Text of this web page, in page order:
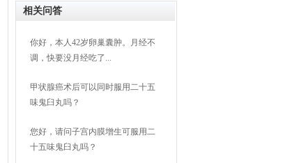
相关问答
你好，本人42岁卵巢囊肿。月经不
调，快要没月经吃了...
甲状腺癌术后可以同时服用二十五
味鬼臼丸吗？
您好，请问子宫内膜增生可服用二
十五味鬼臼丸吗？